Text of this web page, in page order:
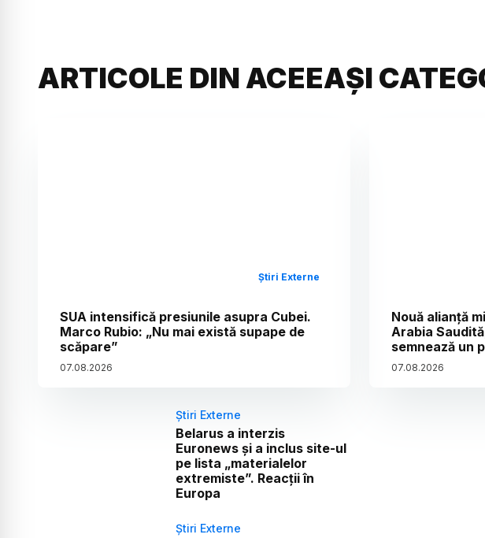
ARTICOLE DIN ACEEAȘI
Știri Externe
SUA intensifică presiunile asupra Cubei.
Marco Rubio: „Nu mai există supape de
scăpare”
07.08.2026
Nouă alianță
Arabia
semnează un
07.08.2026
Știri Externe
Belarus a interzis
Euronews și a inclus site-ul
pe lista „materialelor
extremiste”. Reacții în
Europa
Știri Externe